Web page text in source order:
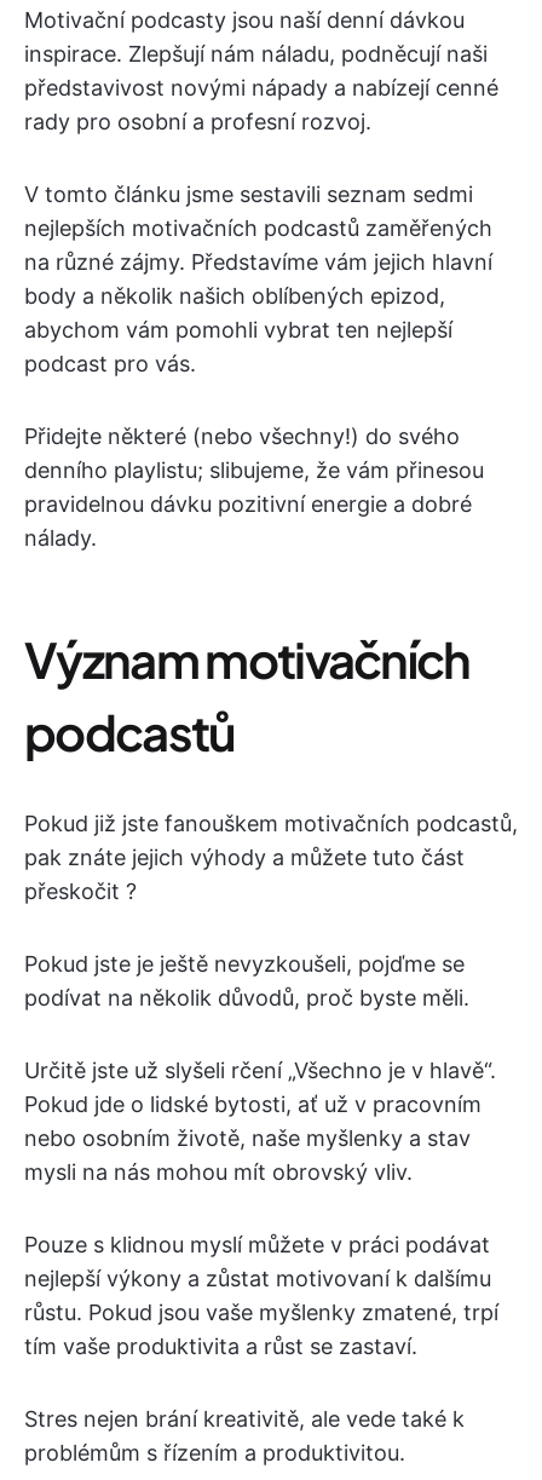
Motivační podcasty jsou naší denní dávkou
inspirace. Zlepšují nám náladu, podněcují naši
představivost novými nápady a nabízejí cenné
rady pro osobní a profesní rozvoj.
V tomto článku jsme sestavili seznam sedmi
nejlepších motivačních podcastů zaměřených
na různé zájmy. Představíme vám jejich hlavní
body a několik našich oblíbených epizod,
abychom vám pomohli vybrat ten nejlepší
podcast pro vás.
Přidejte některé (nebo všechny!) do svého
denního playlistu; slibujeme, že vám přinesou
pravidelnou dávku pozitivní energie a dobré
nálady.
Význam motivačních
podcastů
Pokud již jste fanouškem motivačních podcastů,
pak znáte jejich výhody a můžete tuto část
přeskočit ?
Pokud jste je ještě nevyzkoušeli, pojďme se
podívat na několik důvodů, proč byste měli.
Určitě jste už slyšeli rčení „Všechno je v hlavě“.
Pokud jde o lidské bytosti, ať už v pracovním
nebo osobním životě, naše myšlenky a stav
mysli na nás mohou mít obrovský vliv.
Pouze s klidnou myslí můžete v práci podávat
nejlepší výkony a zůstat motivovaní k dalšímu
růstu. Pokud jsou vaše myšlenky zmatené, trpí
tím vaše produktivita a růst se zastaví.
Stres nejen brání kreativitě, ale vede také k
problémům s řízením a produktivitou.